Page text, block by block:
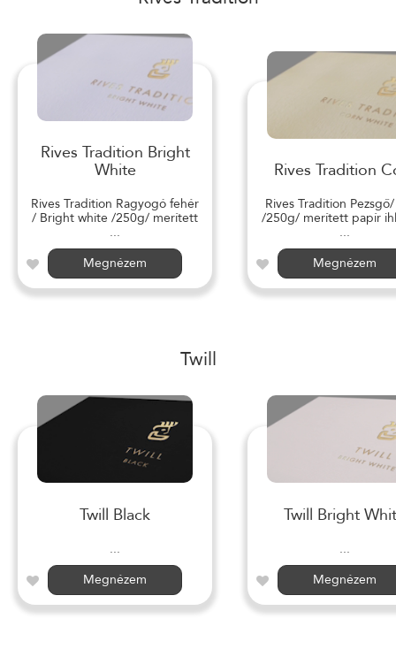
Rives Tradition Bright
White
Rives Tradition Ragyogó fehér
/ Bright white /250g/ merített
...
Megnézem
Rives Tradition
Rives Tradition
/250g/ merített papír
...
Megnézem
Twill
Twill Black
...
Megnézem
Twill Bright
...
Megnézem